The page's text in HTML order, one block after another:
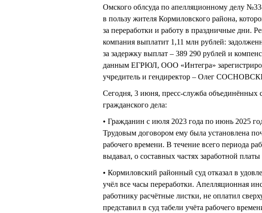
Омского облсуда по апелляционному делу
в пользу жителя Кормиловского района,
за переработки и работу в праздничные дни.
компания выплатит 1,11 млн рублей:
за задержку выплат – 389 290 рублей и
данным ЕГРЮЛ, ООО «Интегра»
учредитель и гендиректор – Олег
Сегодня, 3 июня, пресс-служба объединённых
гражданского дела:
• Гражданин с июля 2023 года по июнь 2025
Трудовым договором ему была установлена
рабочего времени. В течение всего периода
выдавал, о составных частях заработной
• Кормиловский районный суд отказал в
учёл все часы переработки. Апелляционная
работнику расчётные листки, не оплатил
представил в суд табели учёта рабочего